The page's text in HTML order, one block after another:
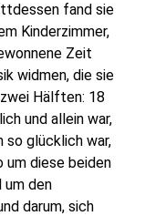
fand sie
Kinderzimmer,
Zeit
widmen, die sie
Hälften: 18
und allein war,
so glücklich war,
um diese beiden
um den
darum, sich